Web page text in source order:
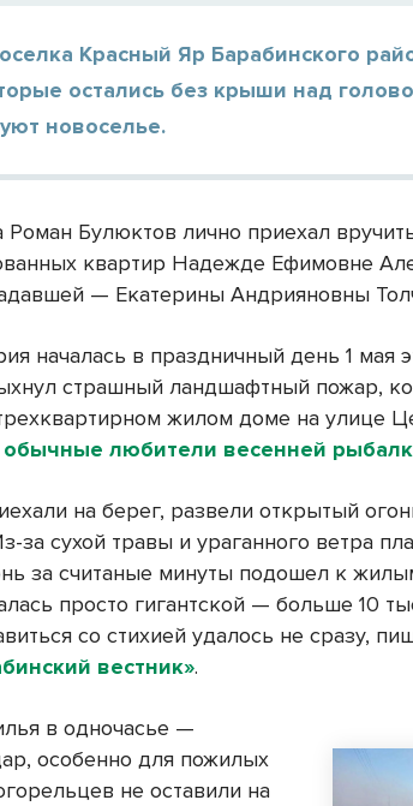
Красный Яр Барабинского
остались без крыши над
новоселье.
Роман Булюктов лично приехал
квартир Надежде Ефимовне
— Екатерины Андрияновны
началась в праздничный день 1 мая
страшный ландшафтный пожар,
жилом доме на улице
обычные любители весенней
на берег, развели открытый
за сухой травы и ураганного ветра
за считаные минуты подошел к
просто гигантской — больше 10
со стихией удалось не сразу,
вестник».
в одночасье —
особенно для пожилых
не оставили на